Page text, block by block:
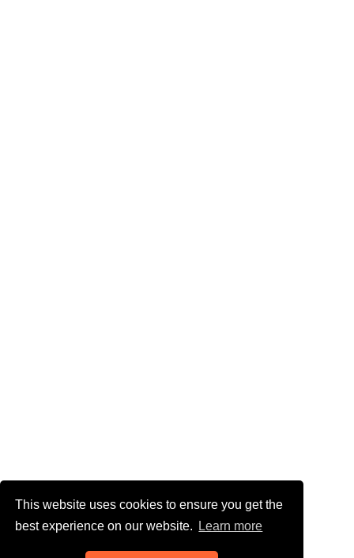
This website uses cookies to ensure you get the
best experience on our website.
Learn more